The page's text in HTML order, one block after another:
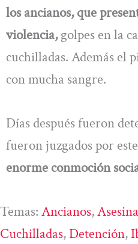
los ancianos, que
violencia,golpes en la
cuchilladas. Además el
con mucha sangre.
Días después fueron
fueron juzgados por
enorme conmoción
Temas: Ancianos,
Cuchilladas, Detención,